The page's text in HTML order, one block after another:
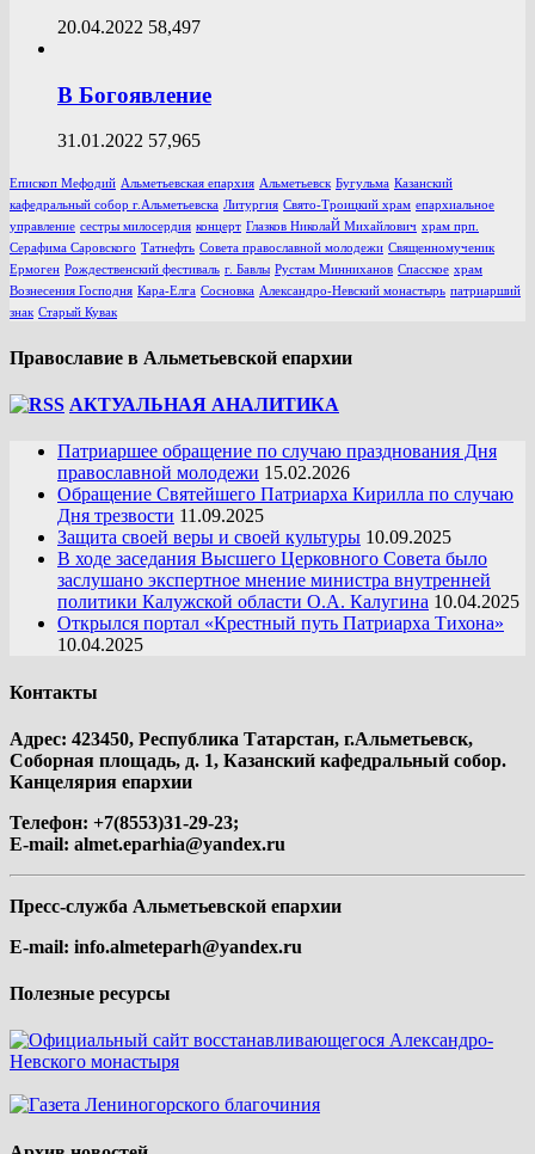
20.04.2022 58,497
В Богоявление
31.01.2022 57,965
Епископ Мефодий Альметьевская епархия Альметьевск Бугульма Казанский
кафедральный собор г.Альметьевска Литургия Свято-Троицкий храм епархиальное
управление сестры милосердия концерт Глазков НиколаЙ Михайлович храм прп.
Серафима Саровского Татнефть Совета православной молодежи Священномученик
Ермоген Рождественский фестиваль г. Бавлы Рустам Минниханов Спасское храм
Вознесения Господня Кара-Елга Сосновка Александро-Невский монастырь патриарший
знак Старый Кувак
Православие в Альметьевской епархии
АКТУАЛЬНАЯ АНАЛИТИКА
Патриаршее обращение по случаю празднования Дня
православной молодежи 15.02.2026
Обращение Святейшего Патриарха Кирилла по случаю
Дня трезвости 11.09.2025
Защита своей веры и своей культуры 10.09.2025
В ходе заседания Высшего Церковного Совета было
заслушано экспертное мнение министра внутренней
политики Калужской области О.А. Калугина 10.04.2025
Открылся портал «Крестный путь Патриарха Тихона»
10.04.2025
Контакты
Адрес: 423450, Республика Татарстан, г.Альметьевск,
Соборная площадь, д. 1, Казанский кафедральный собор.
Канцелярия епархии
Телефон: +7(8553)31-29-23;
E-mail: almet.eparhia@yandex.ru
Пресс-служба Альметьевской епархии
E-mail: info.almeteparh@yandex.ru
Полезные ресурсы